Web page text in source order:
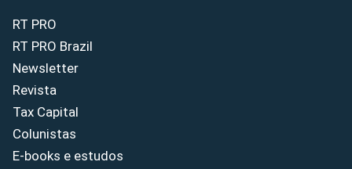
RT PRO
RT PRO Brazil
Newsletter
Revista
Tax Capital
Colunistas
E-books e estudos